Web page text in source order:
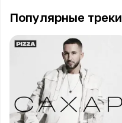
Популярные треки